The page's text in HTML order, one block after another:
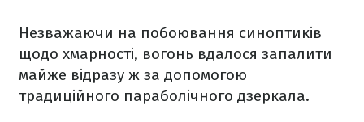
Незважаючи на побоювання синоптиків
щодо хмарності, вогонь вдалося запалити
майже відразу ж за допомогою
традиційного параболічного дзеркала.